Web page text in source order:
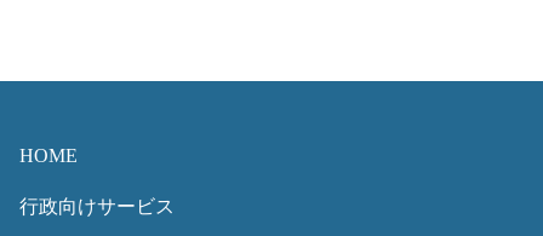
HOME
行政向けサービス